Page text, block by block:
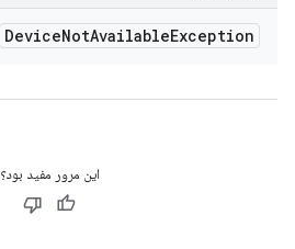
DeviceNotAvailableException
این مرور مفید بود؟